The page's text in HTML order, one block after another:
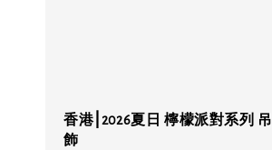
香港⎮2026夏日 檸檬派對系列 吊
飾